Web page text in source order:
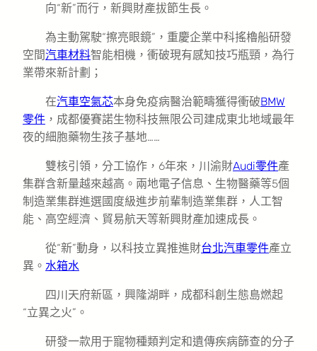
向“新”而行，新興財產拔節生長。
為主動駕駛“擦亮眼鏡”，重慶企業中科搖櫓船研發
空間汽車材料智能相機，衝破現有感知技巧瓶頸，為行
業帶來新計劃；
在汽車空氣芯本身免疫病醫治範疇獲得衝破BMW
零件 ，成都優賽諾生物科技無限公司建成東北地域最年
夜的細胞藥物生孩子基地……
雙核引領，分工協作，6年來，川渝財Audi零件產
集群含新量越來越高。兩地電子信息、生物醫藥等5個
制造業集群進選國度級進步前輩制造業集群，人工智
能、高空經濟、貿易航天等新興財產加速成長。
從“新”動身，以科技立異推進財台北汽車零件產立
異。 水箱水
四川天府新區，興隆湖畔，成都科創生態島燃起
“立異之火”。
研發一款用于寵物種類判定和遺傳疾病篩查的分子